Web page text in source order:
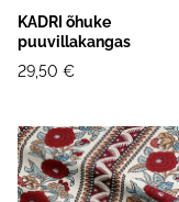
KADRI õhuke
puuvillakangas
29,50 €